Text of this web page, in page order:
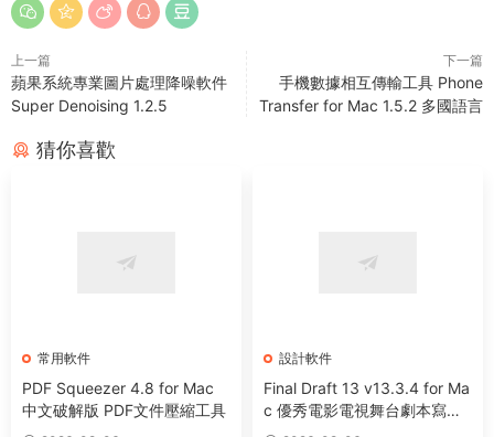
上一篇
蘋果系統專業圖片處理降噪軟件
Super Denoising 1.2.5
下一篇
手機數據相互傳輸工具 Phone
Transfer for Mac 1.5.2 多國語言
猜你喜歡
常用軟件
PDF Squeezer 4.8 for Mac
中文破解版 PDF文件壓縮工具
設計軟件
Final Draft 13 v13.3.4 for Ma
c 優秀電影電視舞台劇本寫作
軟件